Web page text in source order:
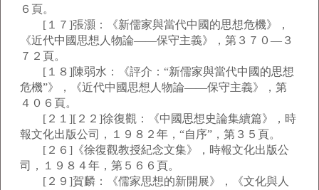
６頁。
[１７]張灝：《新儒家與當代中國的思想危機》，
《近代中國思想人物論——保守主義》，第３７０—３
７２頁。
[１８]陳弱水：《評介：“新儒家與當代中國的思想
危機”》，《近代中國思想人物論——保守主義》，第
４０６頁。
[２１][２２]徐復觀：《中國思想史論集續篇》，時
報文化出版公司，１９８２年，“自序”，第３５頁。
[２６]《徐復觀教授紀念文集》，時報文化出版公
司，１９８４年，第５６６頁。
[２９]賀麟：《儒家思想的新開展》，《文化與人